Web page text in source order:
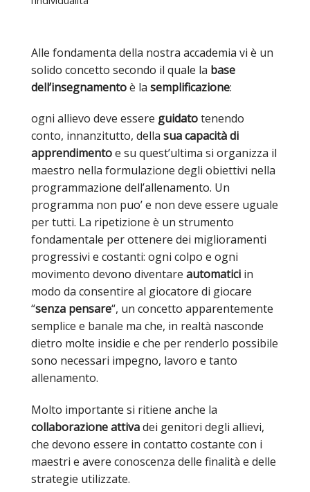
Alle fondamenta della nostra accademia vi è un
solido concetto secondo il quale la base
dell’insegnamentoè la semplificazione:
ogni allievo deve essere guidatotenendo
conto, innanzitutto, della sua capacitàdi
apprendimentoe su quest’ultima si organizza il
maestro nella formulazione degli obiettivi nella
programmazione dell’allenamento. Un
programma non puo’ e non deve essere uguale
per tutti. La ripetizione è un strumento
fondamentale per ottenere dei miglioramenti
progressivi e costanti: ogni colpo e ogni
movimento devono diventare automatici in
modo da consentire al giocatore di giocare
“senza pensare“, un concetto apparentemente
semplice e banale ma che, in realtà nasconde
dietro molte insidie e che per renderlo possibile
sono necessari impegno, lavoro e tanto
allenamento.
Molto importante si ritiene anche la
collaborazione attivadei genitori degli allievi,
che devono essere in contatto costante con i
maestri e avere conoscenza delle finalità e delle
strategie utilizzate.